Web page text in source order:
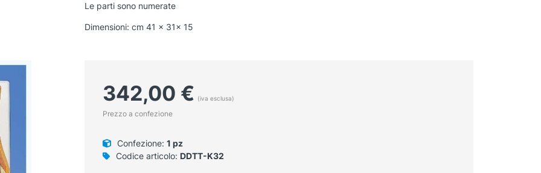
Le parti sono numerate
Dimensioni: cm 41 x 31x 15
342,00 € (iva esclusa)
Prezzo a confezione
Confezione: 1 pz
Codice articolo: DDTT-K32